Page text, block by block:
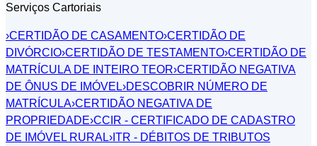
Serviços Cartoriais
›CERTIDÃO DE CASAMENTO›CERTIDÃO DE
DIVÓRCIO›CERTIDÃO DE TESTAMENTO›CERTIDÃO DE
MATRÍCULA DE INTEIRO TEOR›CERTIDÃO NEGATIVA
DE ÔNUS DE IMÓVEL›DESCOBRIR NÚMERO DE
MATRÍCULA›CERTIDÃO NEGATIVA DE
PROPRIEDADE›CCIR - CERTIFICADO DE CADASTRO
DE IMÓVEL RURAL› ITR - DÉBITOS DE TRIBUTOS